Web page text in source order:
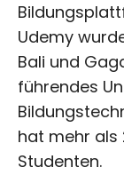
Udemy
Bali und
führendes
hat mehr als
Studenten.